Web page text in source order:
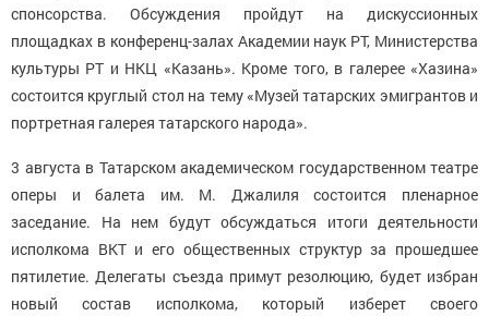
спонсорства. Обсуждения пройдут на дискуссионных
площадках в конференц-залах Академии наук РТ, Министерства
культуры РТ и НКЦ «Казань». Кроме того, в галерее «Хазина»
состоится круглый стол на тему «Музей татарских эмигрантов и
портретная галерея татарского народа».
3 августа в Татарском академическом государственном театре
оперы и балета им. М. Джалиля состоится пленарное
заседание. На нем будут обсуждаться итоги деятельности
исполкома ВКТ и его общественных структур за прошедшее
пятилетие. Делегаты съезда примут резолюцию, будет избран
новый состав исполкома, который изберет своего